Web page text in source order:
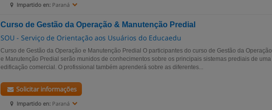
Impartido en: Paraná
Curso de Gestão da Operação & Manutenção Predial
SOU - Serviço de Orientação aos Usuários do Educaedu
Curso de Gestão da Operação e Manutenção Predial O participantes do curso de Gestão da Operação
e Manutenção Predial serão munidos de conhecimentos sobre os principais sistemas prediais de uma
edificação comercial. O profissional também aprenderá sobre as diferentes...
Impartido en: Paraná
Solicitar informações